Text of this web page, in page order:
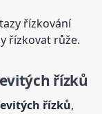
řízkování
řízkovat růže.
řízků
řízků,